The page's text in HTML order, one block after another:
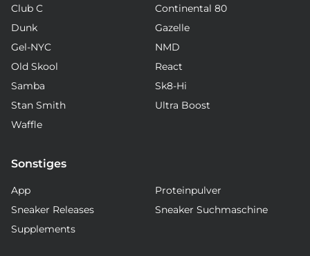
Club C
Continental 80
Dunk
Gazelle
Gel-NYC
NMD
Old Skool
React
Samba
Sk8-Hi
Stan Smith
Ultra Boost
Waffle
Sonstiges
App
Proteinpulver
Sneaker Releases
Sneaker Suchmaschine
Supplements